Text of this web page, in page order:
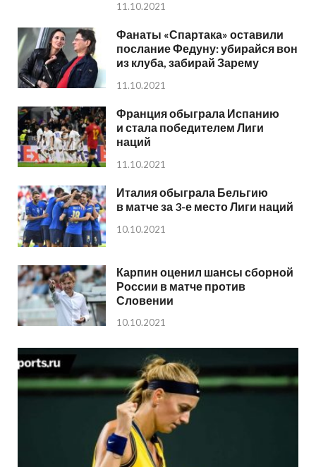
11.10.2021
Фанаты «Спартака» оставили
послание Федуну: убирайся вон
из клуба, забирай Зарему
11.10.2021
Франция обыграла Испанию
и стала победителем Лиги
наций
11.10.2021
Италия обыграла Бельгию
в матче за 3-е место Лиги наций
10.10.2021
Карпин оценил шансы сборной
России в матче против
Словении
10.10.2021